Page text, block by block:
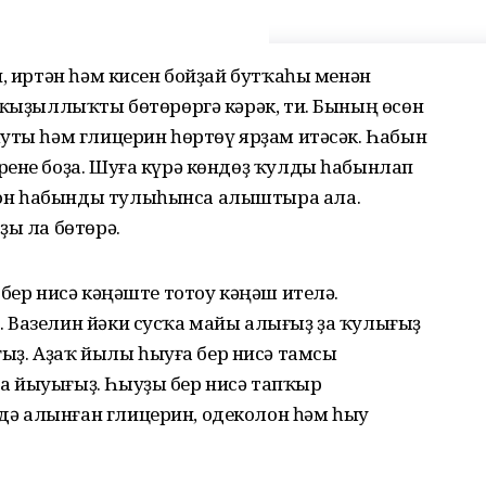
иртән һәм кисен бойҙай бутҡаһы менән
бөтөрөргә кәрәк, ти. Бының өсөн
һәм глицерин һөртөү ярҙам итәсәк. Һабын
боҙа. Шуға күрә көндөҙ ҡулды һабынлап
һабынды тулыһынса алыштыра ала.
ла бөтөрә.
нисә кәңәште тотоу кәңәш ителә.
йәки сусҡа майы алығыҙ ҙа ҡулығыҙ
Аҙаҡ йылы һыуға бер нисә тамсы
Һыуҙы бер нисә тапҡыр
алынған глицерин, одеколон һәм һыу